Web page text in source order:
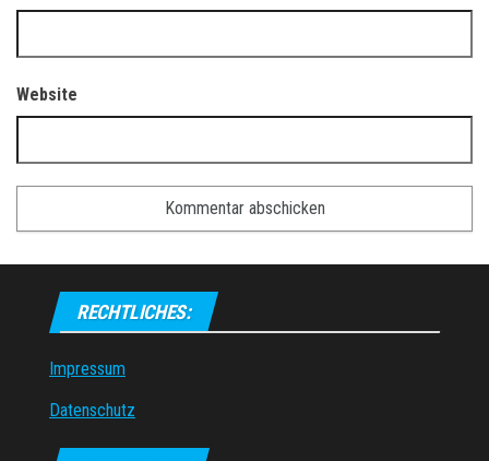
Website
RECHTLICHES:
Impressum
Datenschutz